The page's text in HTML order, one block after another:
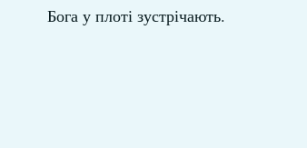
Бога у плоті зустрічають.